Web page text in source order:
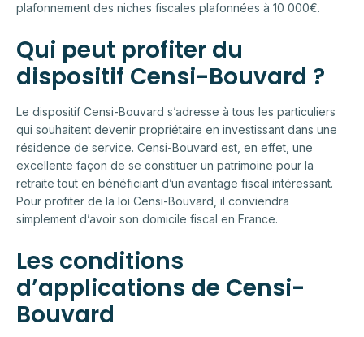
plafonnement des niches fiscales plafonnées à 10 000€.
Qui peut profiter du
dispositif Censi-Bouvard ?
Le dispositif Censi-Bouvard s’adresse à tous les particuliers
qui souhaitent devenir propriétaire en investissant dans une
résidence de service. Censi-Bouvard est, en effet, une
excellente façon de se constituer un patrimoine pour la
retraite tout en bénéficiant d’un avantage fiscal intéressant.
Pour profiter de la loi Censi-Bouvard, il conviendra
simplement d’avoir son domicile fiscal en France.
Les conditions
d’applications de Censi-
Bouvard